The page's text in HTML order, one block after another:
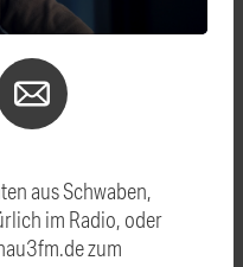
aus Schwaben,
im Radio, oder
zum